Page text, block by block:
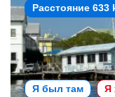
Расстояние 633
Я был там Я